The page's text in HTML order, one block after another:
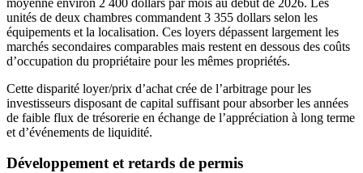
unités de deux chambres commandent 3 355 dollars selon les
équipements et la localisation. Ces loyers dépassent largement les
marchés secondaires comparables mais restent en dessous des coûts
d’occupation du propriétaire pour les mêmes propriétés.
Cette disparité loyer/prix d’achat crée de l’arbitrage pour les
investisseurs disposant de capital suffisant pour absorber les années
de faible flux de trésorerie en échange de l’appréciation à long terme
et d’événements de liquidité.
Développement et retards de permis